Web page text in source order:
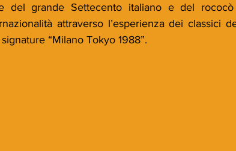
del grande Settecento italiano e del
attraverso l’esperienza dei classici
“Milano Tokyo 1988”.